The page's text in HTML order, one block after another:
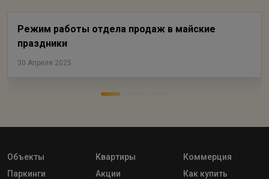
Режим работы отдела продаж в майские
праздники
30 Апреля 2025
Объекты Квартиры
Коммерция
Паркинги
Акции
Как купить